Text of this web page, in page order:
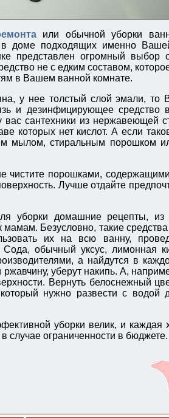
или обычной уборки
в доме подходящих именно
представлен огромный выбор
не с едким составом,
в Вашем ванной комнате.
у нее толстый слой эмали, то
и дезинфицирующее средство
сантехники из нержавеющей
которых нет кислот. А если
мылом, стиральным порошком
чистите порошками,
Лучше отдайте
уборки домашние рецепты, из
Безусловно, такие
их на всю ванну,
обычный уксус, лимонная
а найдутся в
ржавчину, уберут накипь. А,
Вернуть белоснежный
нужно развести с водой
уборки велик, и каждая
случае ограниченности в бюджете.